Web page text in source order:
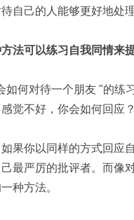
自己的人能够更好地处
法可以练习自我同情来
如何对待一个朋友 "的练
觉不好，你会如何回应？
果你以同样的方式回应
最严厉的批评者。而像
种方法。